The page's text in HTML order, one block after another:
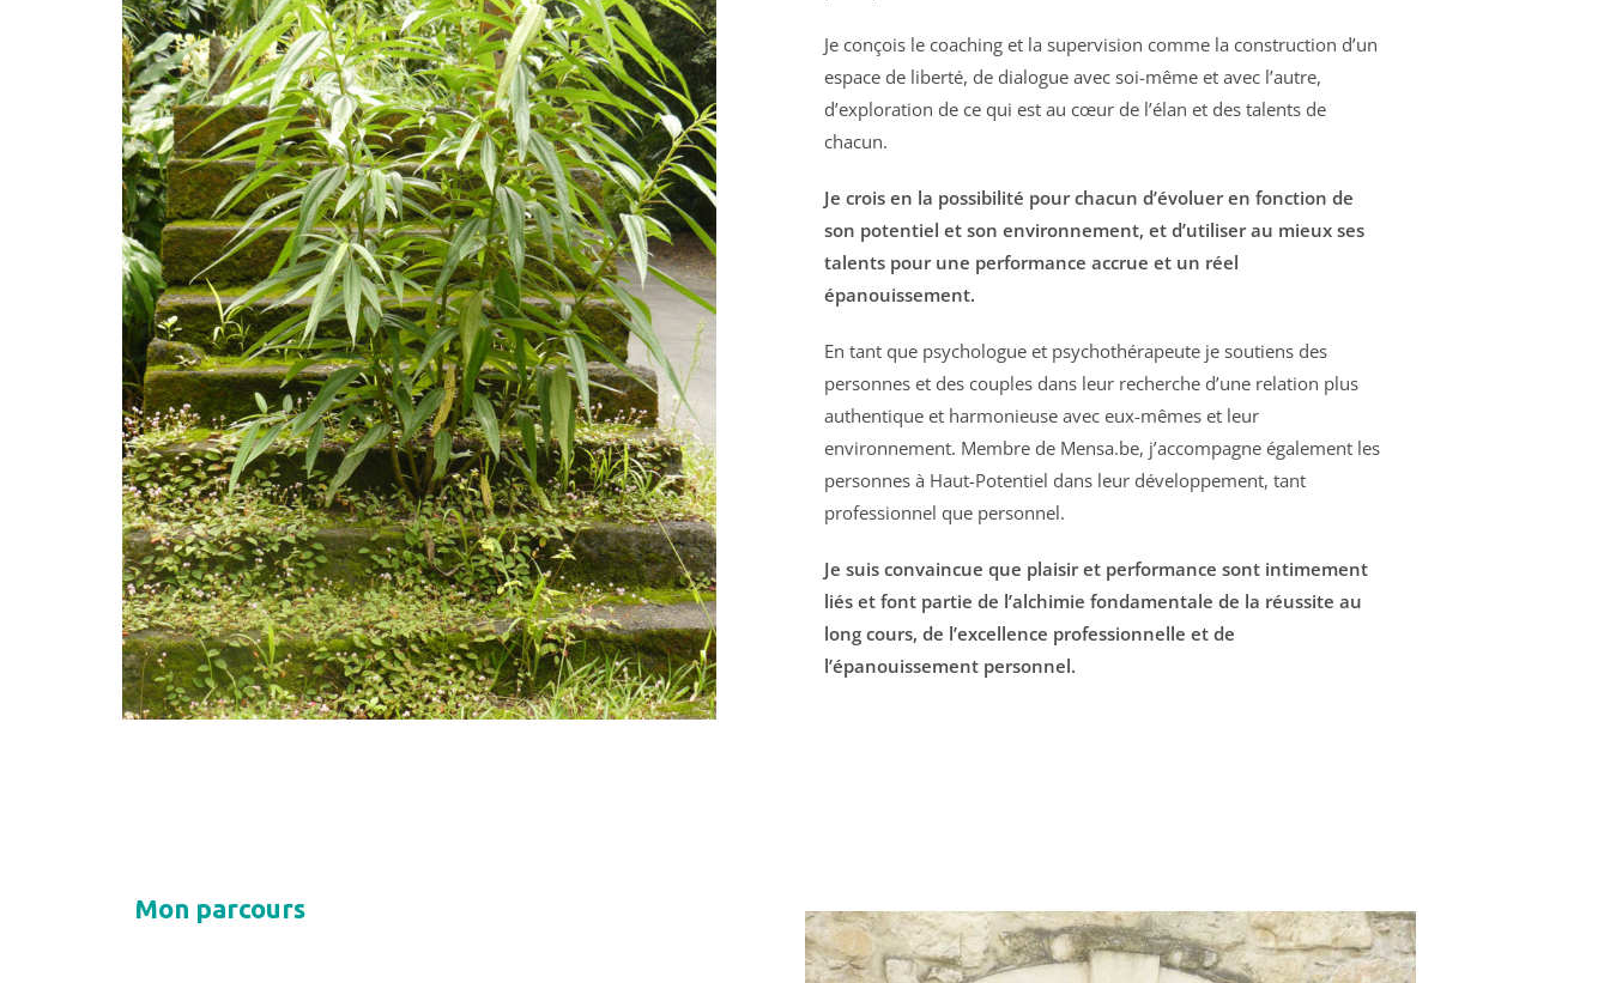
Je conçois le coaching et la supervision comme la construction d’un
espace de liberté, de dialogue avec soi-même et avec l’autre,
d’exploration de ce qui est au cœur de l’élan et des talents de
chacun.
Je crois en la possibilité pour chacun d’évoluer en fonction de
son potentiel et son environnement, et d’utiliser au mieux ses
talents pour une performance accrue et un réel
épanouissement.
En tant que psychologue et psychothérapeute je soutiens des
personnes et des couples dans leur recherche d’une relation plus
authentique et harmonieuse avec eux-mêmes et leur
environnement. Membre de Mensa.be, j’accompagne également les
personnes à Haut-Potentiel dans leur développement, tant
professionnel que personnel.
Je suis convaincue que plaisir et performance sont intimement
liés et font partie de l’alchimie fondamentale de la réussite au
long cours, de l’excellence professionnelle et de
l’épanouissement personnel.
Mon parcours